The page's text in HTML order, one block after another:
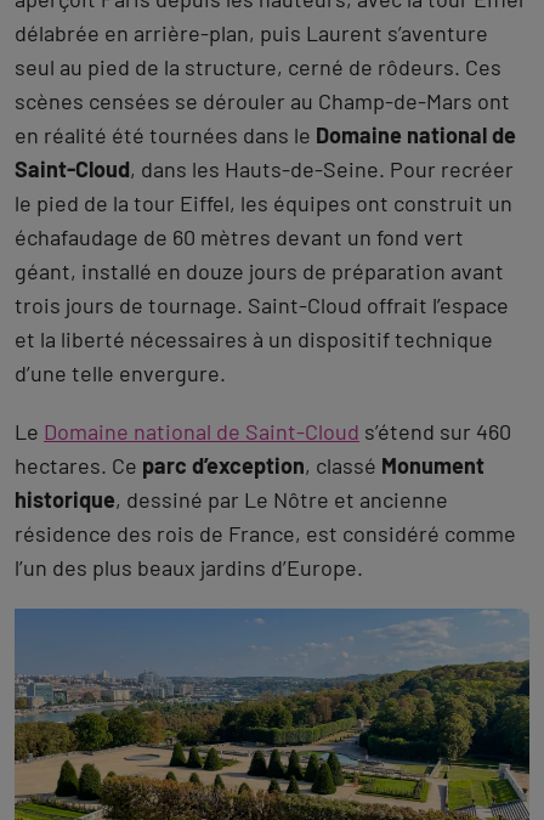
Saint-Cloud, doublure du Champ-de-
Mars
Dans les épisodes 3 et 4 de la saison 1, le groupe
aperçoit Paris depuis les hauteurs, avec la tour Eiffel
délabrée en arrière-plan, puis Laurent s’aventure
seul au pied de la structure, cerné de rôdeurs. Ces
en réalité été tournées dans le
Domaine national de
, dans les Hauts-de-Seine. Pour recréer
le pied de la tour Eiffel, les équipes ont construit un
échafaudage de 60 mètres devant un fond vert
géant, installé en douze jours de préparation avant
trois jours de tournage. Saint-Cloud offrait l’espace